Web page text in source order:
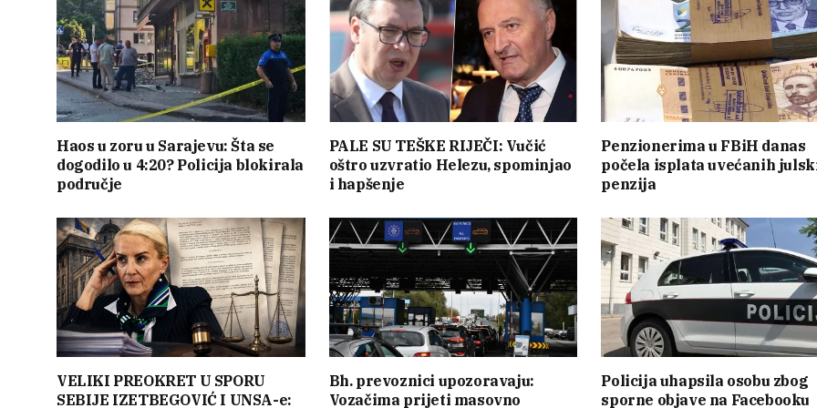
Haos u zoru u Sarajevu: Šta se
dogodilo u 4:20? Policija blokirala
područje
PALE SU TEŠKE RIJEČI: Vučić
oštro uzvratio Helezu, spominjao
i hapšenje
Penzionerima u FBiH danas
počela isplata uvećanih
penzija
VELIKI PREOKRET U SPORU
SEBIJE IZETBEGOVIĆ I UNSA-e:
Bh. prevoznici upozoravaju:
Vozačima prijeti masovno
Policija uhapsila osobu zbog
sporne objave na Facebooku